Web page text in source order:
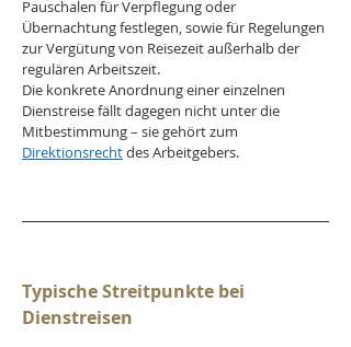
Pauschalen für Verpflegung oder
Übernachtung festlegen, sowie für Regelungen
zur Vergütung von Reisezeit außerhalb der
regulären Arbeitszeit.
Die konkrete Anordnung einer einzelnen
Dienstreise fällt dagegen nicht unter die
Mitbestimmung – sie gehört zum
Direktionsrecht des Arbeitgebers.
Typische Streitpunkte bei
Dienstreisen